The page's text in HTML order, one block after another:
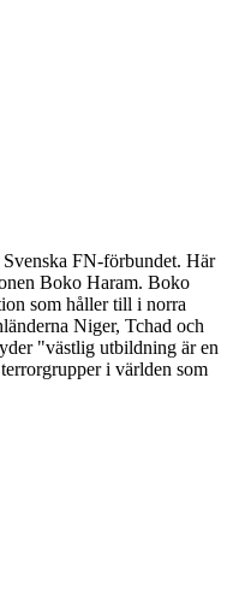
FN-förbundet. Här
Boko Haram. Boko
som håller till i norra
Niger, Tchad och
"västlig utbildning är en
i världen som